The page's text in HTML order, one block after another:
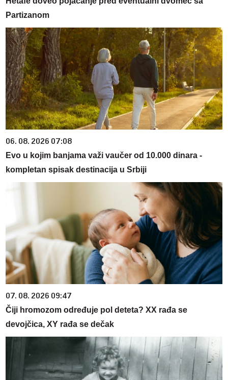
Partizanom
06. 08. 2026 07:08
Evo u kojim banjama važi vaučer od 10.000 dinara -
kompletan spisak destinacija u Srbiji
07. 08. 2026 09:47
Čiji hromozom određuje pol deteta? XX rađa se
devojčica, XY rađa se dečak